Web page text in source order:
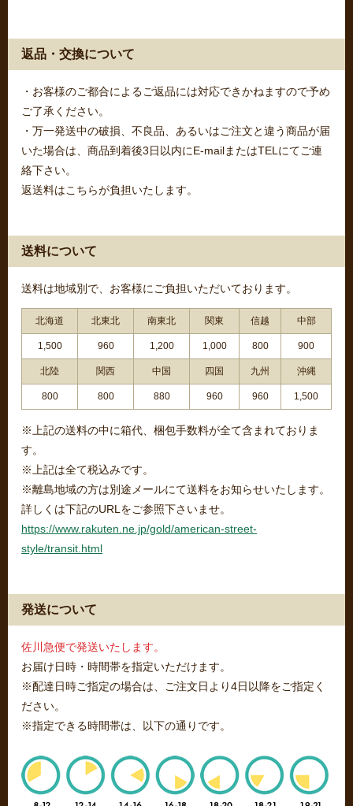
返品・交換について
・お客様のご都合によるご返品には対応できかねますので予め
ご了承ください。
・万一発送中の破損、不良品、あるいはご注文と違う商品が届
いた場合は、商品到着後3日以内にE-mailまたはTELにてご連
絡下さい。
返送料はこちらが負担いたします。
送料について
送料は地域別で、お客様にご負担いただいております。
北海道 北東北 南東北 関東 信越 中部
1,500 960 1,200 1,000 800 900
北陸 関西 中国 四国 九州 沖縄
800 800 880 960 960 1,500
※上記の送料の中に箱代、梱包手数料が全て含まれておりま
す。
※上記は全て税込みです。
※離島地域の方は別途メールにて送料をお知らせいたします。
詳しくは下記のURLをご参照下さいませ。
https://www.rakuten.ne.jp/gold/american-street-
style/transit.html
発送について
佐川急便で発送いたします。
お届け日時・時間帯を指定いただけます。
※配達日時ご指定の場合は、ご注文日より4日以降をご指定く
ださい。
※指定できる時間帯は、以下の通りです。